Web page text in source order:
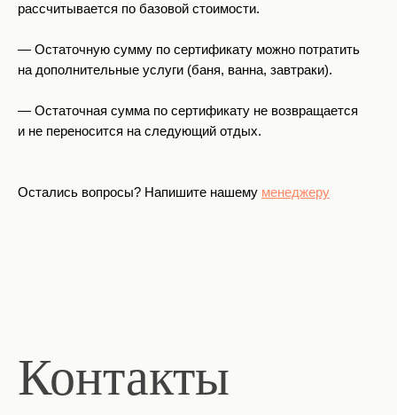
рассчитывается по базовой стоимости.
— ⁠Остаточную сумму по сертификату можно потратить
на дополнительные услуги (баня, ванна, завтраки).
— ⁠Остаточная сумма по сертификату не возвращается
и не переносится на следующий отдых.
Остались вопросы? Напишите нашему менеджеру
Контакты